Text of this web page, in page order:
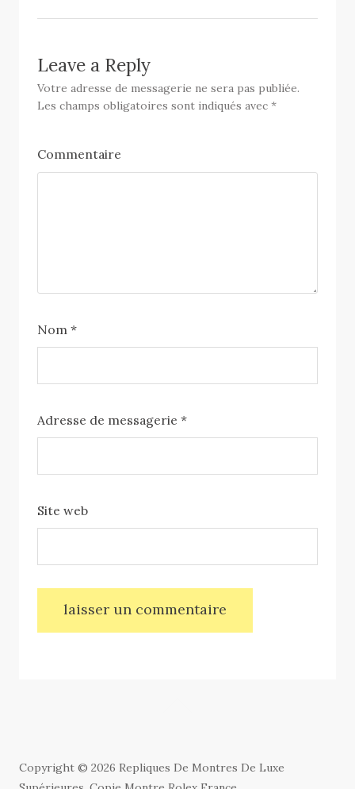
Leave a Reply
Votre adresse de messagerie ne sera pas publiée.
Les champs obligatoires sont indiqués avec*
Commentaire
Nom*
Adresse de messagerie*
Site web
Copyright © 2026 Repliques De Montres De Luxe